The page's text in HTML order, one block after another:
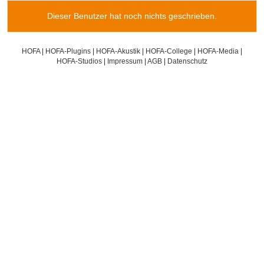
Dieser Benutzer hat noch nichts geschrieben.
HOFA| HOFA-Plugins HOFA-Akustik HOFA-College HOFA-Media
HOFA-Studios
Impressum AGB Datenschutz